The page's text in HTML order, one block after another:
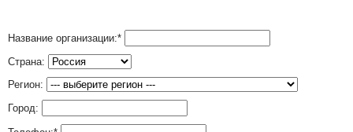
Название организации:*
Страна:
Регион:
Город: